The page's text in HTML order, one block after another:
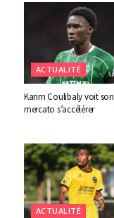
ACTUALITÉ
Karim Coulibaly voit son
mercato s’accélérer
ACTUALITÉ